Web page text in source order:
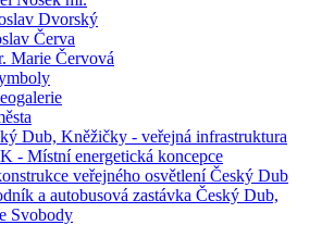
Dvorský
Červa
Marie Červová
Dub, Kněžičky - veřejná infrastruktura
- Místní energetická koncepce
veřejného osvětlení Český Dub
a autobusová zastávka Český Dub,
Svobody